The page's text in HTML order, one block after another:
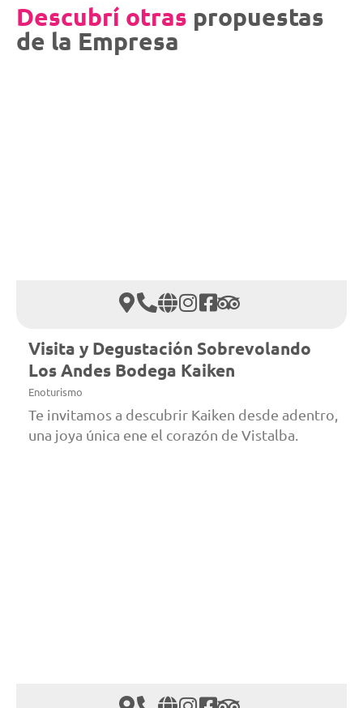
Descubrí otras propuestas
de la Empresa
Visita y Degustación Sobrevolando
Los Andes Bodega Kaiken
Enoturismo
Te invitamos a descubrir Kaiken desde adentro,
una joya única ene el corazón de Vistalba.